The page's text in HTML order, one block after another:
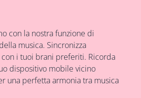
con la nostra funzione di
musica. Sincronizza
i tuoi brani preferiti. Ricorda
dispositivo mobile vicino
una perfetta armonia tra musica